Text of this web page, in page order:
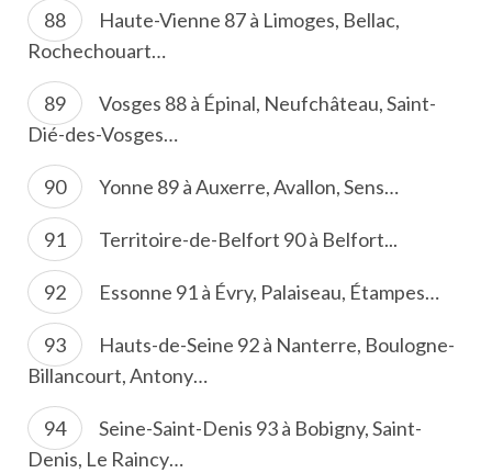
Haute-Vienne 87 à Limoges, Bellac,
Rochechouart…
Vosges 88 à Épinal, Neufchâteau, Saint-
Dié-des-Vosges…
Yonne 89 à Auxerre, Avallon, Sens…
Territoire-de-Belfort 90 à Belfort...
Essonne 91 à Évry, Palaiseau, Étampes…
Hauts-de-Seine 92 à Nanterre, Boulogne-
Billancourt, Antony…
Seine-Saint-Denis 93 à Bobigny, Saint-
Denis, Le Raincy…